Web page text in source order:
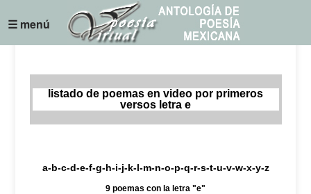
☰ menú
listado de poemas en video por primeros
versos letra e
a-b-c-d-e-f-g-h-i-j-k-l-m-n-o-p-q-r-s-t-u-v-w-x-y-z
9 poemas con la letra "e"